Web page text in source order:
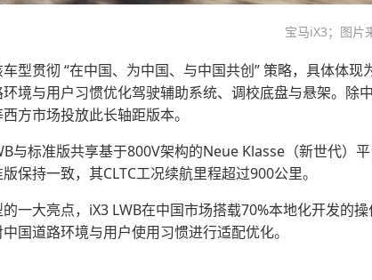
宝马iX3；图片
型贯彻 “在中国、为中国、与中国共创” 策略，具体体
境与用户习惯优化驾驶辅助系统、调校底盘与悬架。
方市场投放此长轴距版本。
与标准版共享基于800V架构的Neue Klasse（新世代）
保持一致，其CLTC工况续航里程超过900公里。
一大亮点，iX3 LWB在中国市场搭载70%本地化开发的
国道路环境与用户使用习惯进行适配优化。